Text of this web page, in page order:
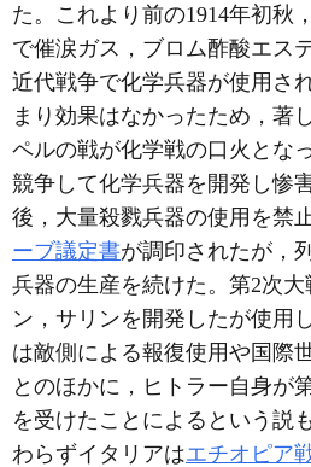
た。これより前の1914年初秋
で催涙ガス，ブロム酢酸エス
近代戦争で化学兵器が使用さ
まり効果はなかったため，著
ペルの戦が化学戦の口火とな
競争して化学兵器を開発し惨
後，大量殺戮兵器の使用を禁
ーブ議定書が調印されたが，
兵器の生産を続けた。第2次
ン，サリンを開発したが使用
は敵側による報復使用や国際
とのほかに，ヒトラー自身が
を受けたことによるという説
わらずイタリアはエチオピア